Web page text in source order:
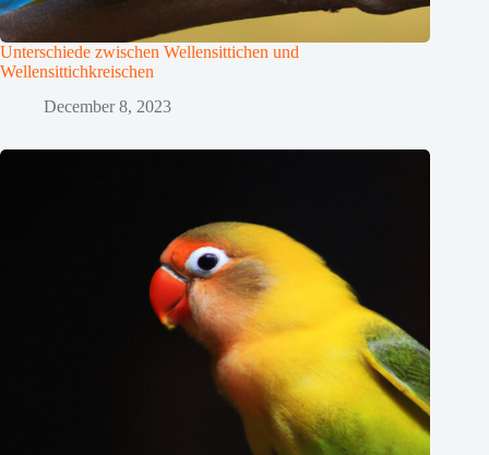
Unterschiede zwischen Wellensittichen und
Wellensittichkreischen
December 8, 2023